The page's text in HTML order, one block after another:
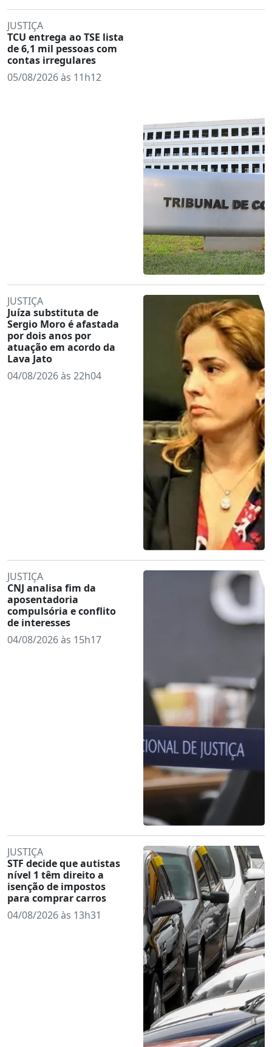
JUSTIÇA
TCU entrega ao TSE lista
de 6,1 mil pessoas com
contas irregulares
05/08/2026 às 11h12
JUSTIÇA
Juíza substituta de
Sergio Moro é afastada
por dois anos por
atuação em acordo da
Lava Jato
04/08/2026 às 22h04
JUSTIÇA
CNJ analisa fim da
aposentadoria
compulsória e conflito
de interesses
04/08/2026 às 15h17
JUSTIÇA
STF decide que autistas
nível 1 têm direito a
isenção de impostos
para comprar carros
04/08/2026 às 13h31